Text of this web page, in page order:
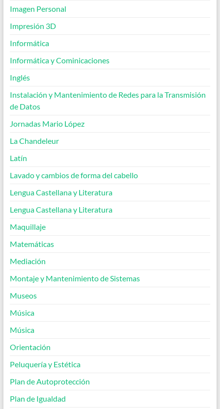
Imagen Personal
Impresión 3D
Informática
Informática y Cominicaciones
Inglés
Instalación y Mantenimiento de Redes para la Transmisión
de Datos
Jornadas Mario López
La Chandeleur
Latín
Lavado y cambios de forma del cabello
Lengua Castellana y Literatura
Lengua Castellana y Literatura
Maquillaje
Matemáticas
Mediación
Montaje y Mantenimiento de Sistemas
Museos
Música
Música
Orientación
Peluquería y Estética
Plan de Autoprotección
Plan de Igualdad